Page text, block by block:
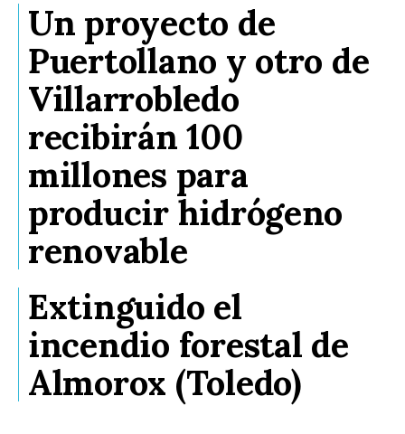
Un proyecto de
Puertollano y otro de
Villarrobledo
recibirán 100
millones para
producir hidrógeno
renovable
Extinguido el
incendio forestal de
Almorox (Toledo)